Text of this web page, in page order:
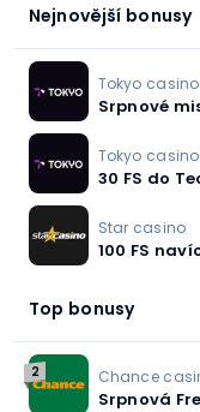
Nejnovější bonusy
Tokyo casino
Srpnové
Tokyo casino
30 FS do
Star casino
100 FS
Top bonusy
2 Chance
Srpnová